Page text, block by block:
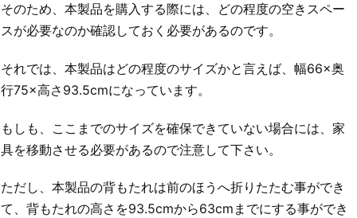
そのため、本製品を購入する際には、どの程度の空きスペー
スが必要なのか確認しておく必要があるのです。
それでは、本製品はどの程度のサイズかと言えば、幅66×奥
行75×高さ93.5cmになっています。
もしも、ここまでのサイズを確保できていない場合には、家
具を移動させる必要があるので注意して下さい。
ただし、本製品の背もたれは前のほうへ折りたたむ事ができ
て、背もたれの高さを93.5cmから63cmまでにする事ができ